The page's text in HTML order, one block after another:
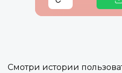
Смотри истории